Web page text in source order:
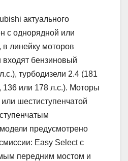
актуального
с однорядной или
линейку моторов
входят бензиновый
турбодизели 2.4 (181
136 или 178 л.с.). Моторы
шестиступенчатой
предусмотрено
Easy Select с
передним мостом и